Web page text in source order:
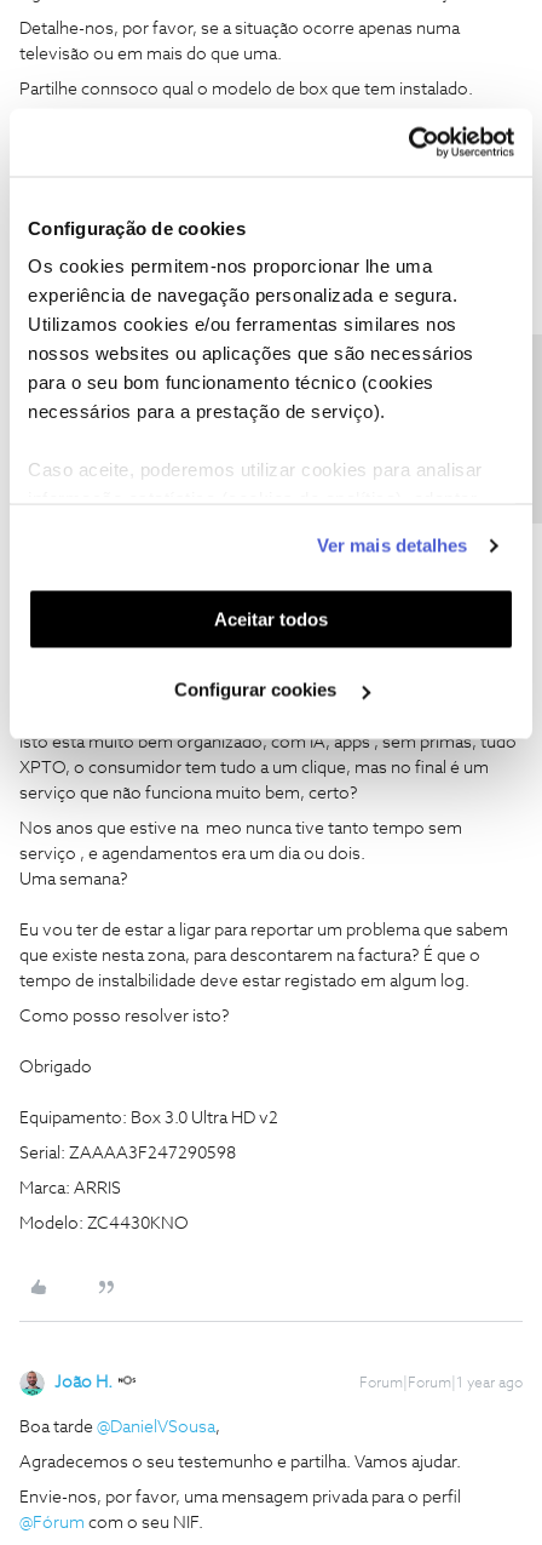
Configuração de cookies
Os cookies permitem-nos proporcionar lhe uma
experiência de navegação personalizada e segura.
Utilizamos cookies e/ou ferramentas similares nos
nossos websites ou aplicações que são necessários
para o seu bom funcionamento técnico (cookies
necessários para a prestação de serviço).
Caso aceite, poderemos utilizar cookies para analisar
funcionalidades (cookies de personalização e
funcionalidade) e adaptar anúncios aos seus interesses
(cookies de publicidade personalizada). Pode gerir a
utilização dos cookies clicando em "Configurar
Ver mais detalhes
Aceitar todos
Configurar cookies
Detalhe-nos, por favor, se a situação ocorre apenas numa
televisão ou em mais do que uma.
Partilhe connsoco qual o modelo de box que tem instalado.
Sugerimos ainda que, para maior rapidez no diagnóstico, efetue
Ajude a comunidade a encontrar informação relevante. Marque
como "Melhor Resposta" e faça "Like" nos melhores comentários.
Siga os perfis da moderação, através da opção "Seguir", para estar
sempre a par das ultimas novidades.
DanielVSousa
O que quer dizer, que se o sinal não vier, é mais 1 semana sem o
Isto está muito bem organizado, com IA, apps , sem primas, tudo
XPTO, o consumidor tem tudo a um clique, mas no final é um
serviço que não funciona muito bem, certo?
Nos anos que estive na meo nunca tive tanto tempo sem
serviço , e agendamentos era um dia ou dois.
Uma semana?
Eu vou ter de estar a ligar para reportar um problema que sabem
que existe nesta zona, para descontarem na factura? É que o
tempo de instalbilidade deve estar registado em algum log.
Como posso resolver isto?
Obrigado
Equipamento: Box 3.0 Ultra HD v2
Serial: ZAAAA3F247290598
Marca: ARRIS
Modelo: ZC4430KNO
João H. Forum|Forum|1 year ago
Boa tarde ​ @DanielVSousa,
Agradecemos o seu testemunho e partilha. Vamos ajudar.
Envie-nos, por favor, uma mensagem privada para o perfil ​
@Fórum com o seu NIF.